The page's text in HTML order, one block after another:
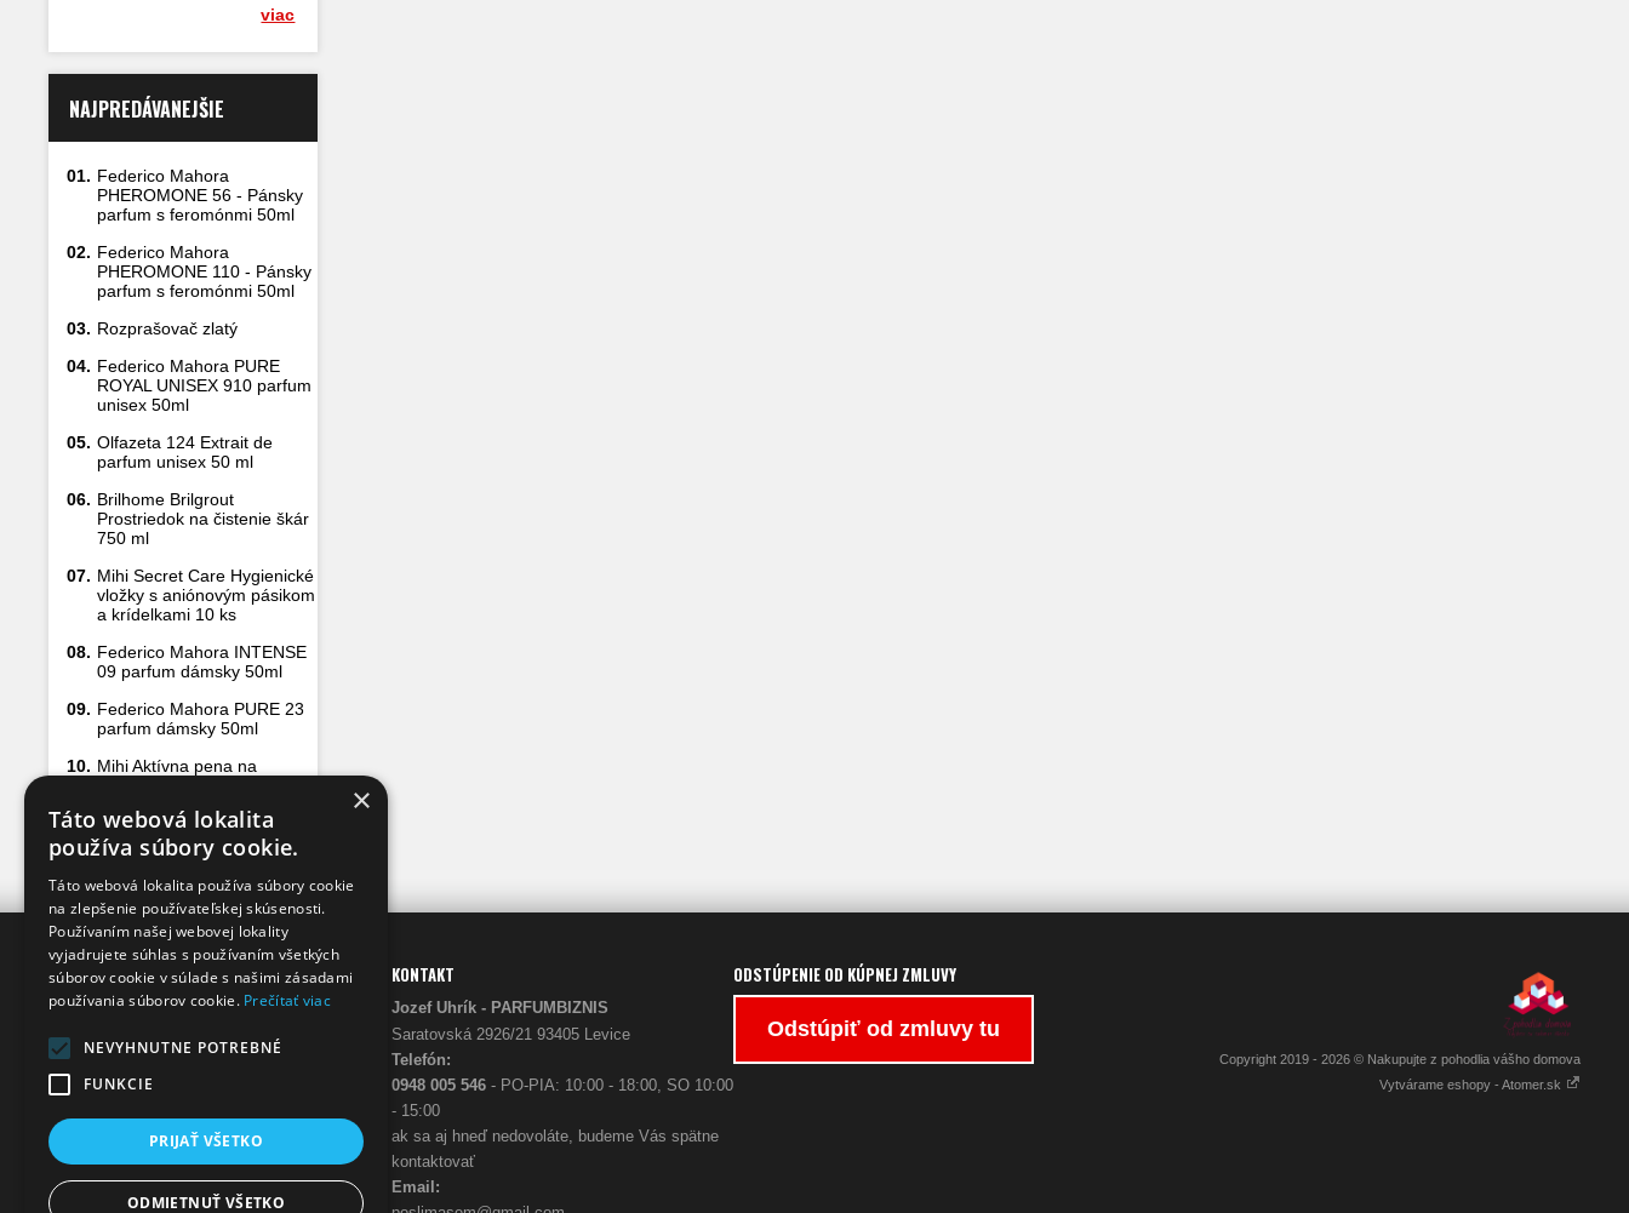
viac
NAJPREDÁVANEJŠIE
01. Federico Mahora
PHEROMONE 56 - Pánsky
parfum s feromónmi 50ml
02. Federico Mahora
PHEROMONE 110 - Pánsky
parfum s feromónmi 50ml
03. Rozprašovač zlatý
04. Federico Mahora PURE
ROYAL UNISEX 910 parfum
unisex 50ml
05. Olfazeta 124 Extrait de
parfum unisex 50 ml
06. Brilhome Brilgrout
Prostriedok na čistenie škár
750 ml
07. Mihi Secret Care Hygienické
vložky s aniónovým pásikom
a krídelkami 10 ks
08. Federico Mahora INTENSE
09 parfum dámsky 50ml
09. Federico Mahora PURE 23
parfum dámsky 50ml
10. Mihi Aktívna pena na
INFO
Prečo my
O nás
KONTAKT
Jozef Uhrík - PARFUMBIZNIS
Saratovská 2926/21 93405 Levice
Telefón:
0948 005 546 - PO-PIA: 10:00 - 18:00, SO 10:00
- 15:00
ak sa aj hneď nedovoláte, budeme Vás spätne
kontaktovať
Email:
ODSTÚPENIE OD KÚPNEJ ZMLUVY
Odstúpiť od zmluvy tu
Copyright 2019 - 2026 © Nakupujte z pohodlia vášho domova
Vytvárame eshopy - Atomer.sk
×
Táto webová lokalita
používa súbory cookie.
Táto webová lokalita používa súbory cookie
na zlepšenie používateľskej skúsenosti.
Používaním našej webovej lokality
vyjadrujete súhlas s používaním všetkých
súborov cookie v súlade s našimi zásadami
používania súborov cookie. Prečítať viac
NEVYHNUTNE POTREBNÉ
FUNKCIE
PRIJAŤ VŠETKO
ODMIETNUŤ VŠETKO